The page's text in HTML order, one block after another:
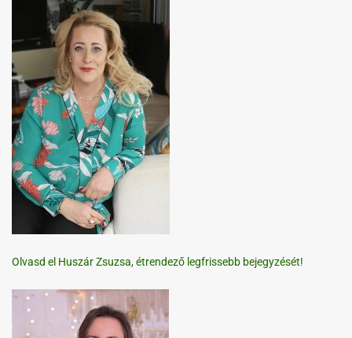
Olvasd el Huszár Zsuzsa, étrendező legfrissebb bejegyzését!